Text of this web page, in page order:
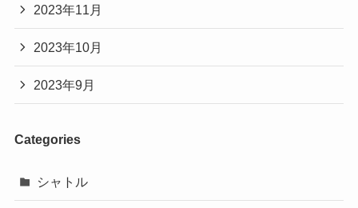
2023年11月
2023年10月
2023年9月
Categories
シャトル